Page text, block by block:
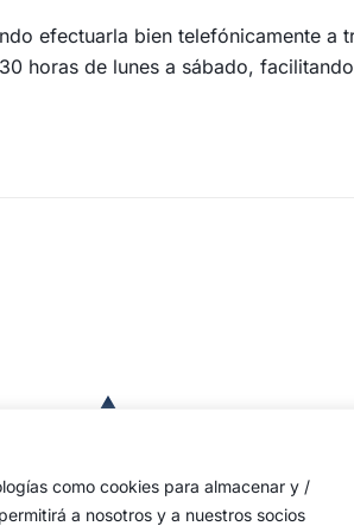
como cookies para almacenar y /
a nosotros y a nuestros socios
efectuarla bien telefónicamente a
horas de lunes a sábado,